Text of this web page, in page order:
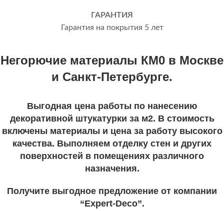
ГАРАНТИЯ
Гарантия на покрытия 5 лет
Негорючие материалы КМ0 в Москве
и Санкт-Петербурге.
Выгодная цена работы по нанесению
декоративной штукатурки за м2. В стоимость
включены материалы и цена за работу высокого
качества. Выполняем отделку стен и других
поверхностей в помещениях различного
назначения.
Получите выгодное предложение от компании
“Expert-Deco”.